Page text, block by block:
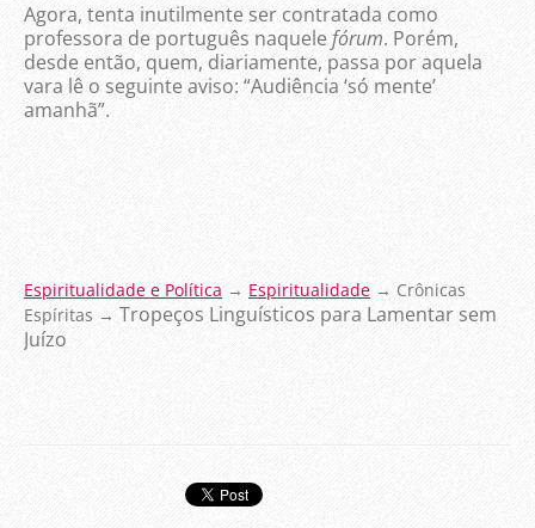
Agora, tenta inutilmente ser contratada como
professora de português naquelefórum. Porém,
desde então, quem, diariamente, passa por aquela
vara lê o seguinte aviso: “Audiência ‘só mente’
amanhã”.
Espiritualidade e Política → Espiritualidade → Crônicas
Espíritas → Tropeços Linguísticos para Lamentar sem
Juízo